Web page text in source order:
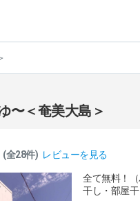
〜＜奄美大島＞
(全28件) レビューを見る
全て無料！
干し・部屋